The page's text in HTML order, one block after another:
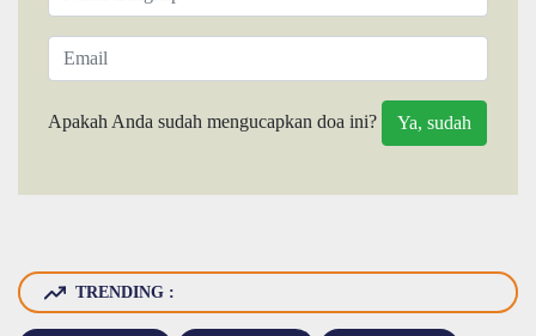
Apakah Anda sudah mengucapkan doa ini?
TRENDING :